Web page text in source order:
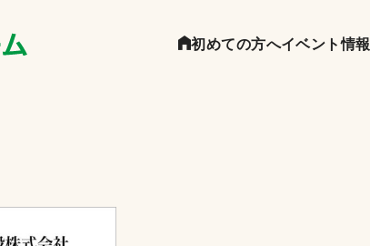
初めての方へイベント情報